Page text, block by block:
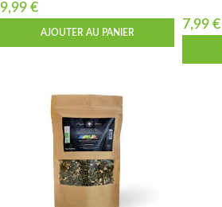
9,99 €
AJOUTER AU PANIER
7,99 €